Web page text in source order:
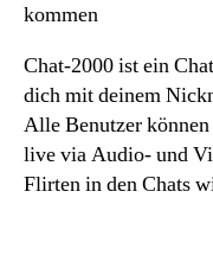
kommen
Chat-2000 ist ein
dich mit deinem
Alle Benutzer
live via Audio- und
Flirten in den Chats